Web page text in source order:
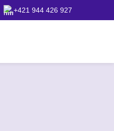
+421 944 426 927